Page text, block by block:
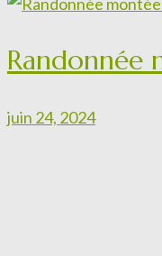
Randonnée
juin 24, 2024